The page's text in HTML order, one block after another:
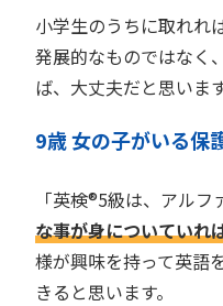
小学生のうちに取れれ
発展的なものではなく、
ば、大丈夫だと思います
9歳 女の子がいる保
「英検®︎5級は、アルフ
な事が身についていれ
様が興味を持って英語
きると思います。